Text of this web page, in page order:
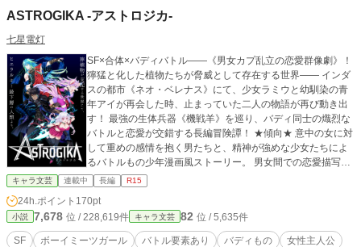
ASTROGIKA -アストロジカ-
七星電灯
SF×合体×バディバトル――《男女カプ乱立の恋愛群像劇》！
獰猛と化した植物たちが脅威として存在する世界―― インダ
スの都市《ネオ・ベレナス》にて、少女ラミウと幼馴染の青
年アイが再会した時、止まっていた二人の物語が再び動き出
す！ 最強の生体兵器《機戦羊》を巡り、バディ同士の熾烈な
バトルと恋愛が交錯する長編冒険譚！ ★傾向★ 意中の女に対
して重めの感情を抱く男たちと、精神が強めな少女たちによ
るバトルもの少年漫画風ストーリー。 男女間での恋愛描写が
多く、男性向けでありながらも乙女向けに近い要素がありま
す。 R15の範囲内でエッチな表現や濡れ場あり。
キャラ文芸 連載中 長編 R15
24h.ポイント 170pt
小説 7,678 位 / 228,619件 キャラ文芸 82 位 / 5,635件
SF ボーイミーツガール バトル要素あり バディもの
女性主人公